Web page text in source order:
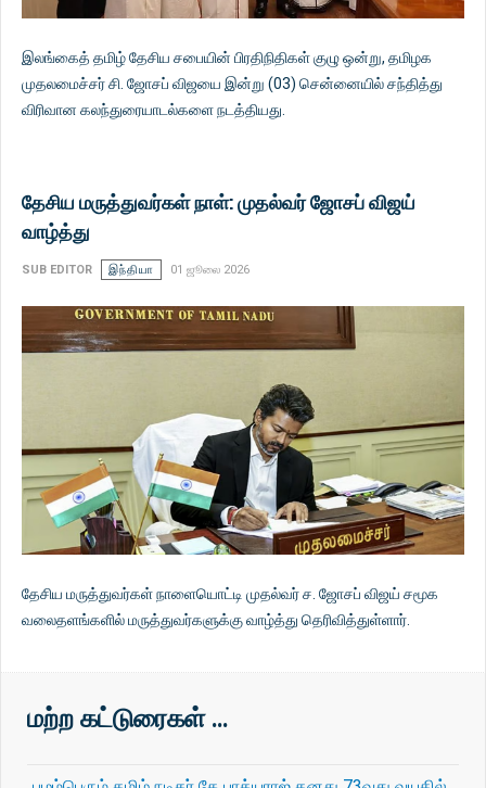
இலங்கைத் தமிழ் தேசிய சபையின் பிரதிநிதிகள் குழு ஒன்று, தமிழக
முதலமைச்சர் சி. ஜோசப் விஜயை இன்று (03) சென்னையில் சந்தித்து
விரிவான கலந்துரையாடல்களை நடத்தியது.
தேசிய மருத்துவர்கள் நாள்: முதல்வர் ஜோசப் விஜய்
வாழ்த்து
SUB EDITOR இந்தியா 01 ஜூலை 2026
தேசிய மருத்துவர்கள் நாளையொட்டி முதல்வர் ச. ஜோசப் விஜய் சமூக
வலைதளங்களில் மருத்துவர்களுக்கு வாழ்த்து தெரிவித்துள்ளார்.
மற்ற கட்டுரைகள் …